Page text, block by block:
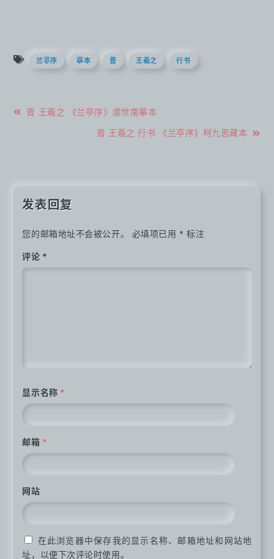
兰亭序 摹本 晋 王羲之 行书
文 晋 王羲之 《兰亭序》虞世南摹本
晋 王羲之 行书 《兰亭序》柯九思藏本
发表回复
您的邮箱地址不会被公开。 必填项已用 * 标注
评论 *
显示名称 *
邮箱 *
网站
在此浏览器中保存我的显示名称、邮箱地址和网站地
址，以便下次评论时使用。